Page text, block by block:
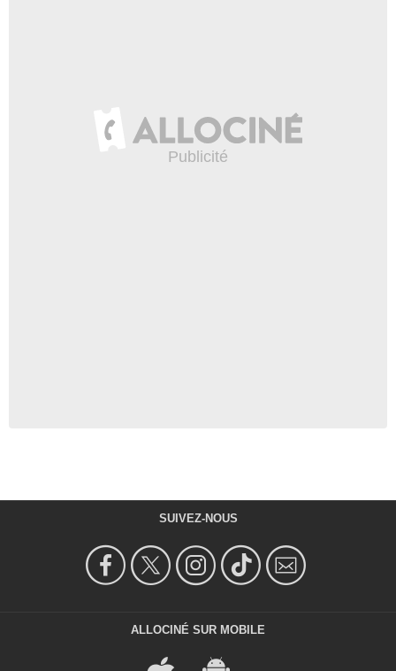
SUIVEZ-NOUS
ALLOCINÉ SUR MOBILE